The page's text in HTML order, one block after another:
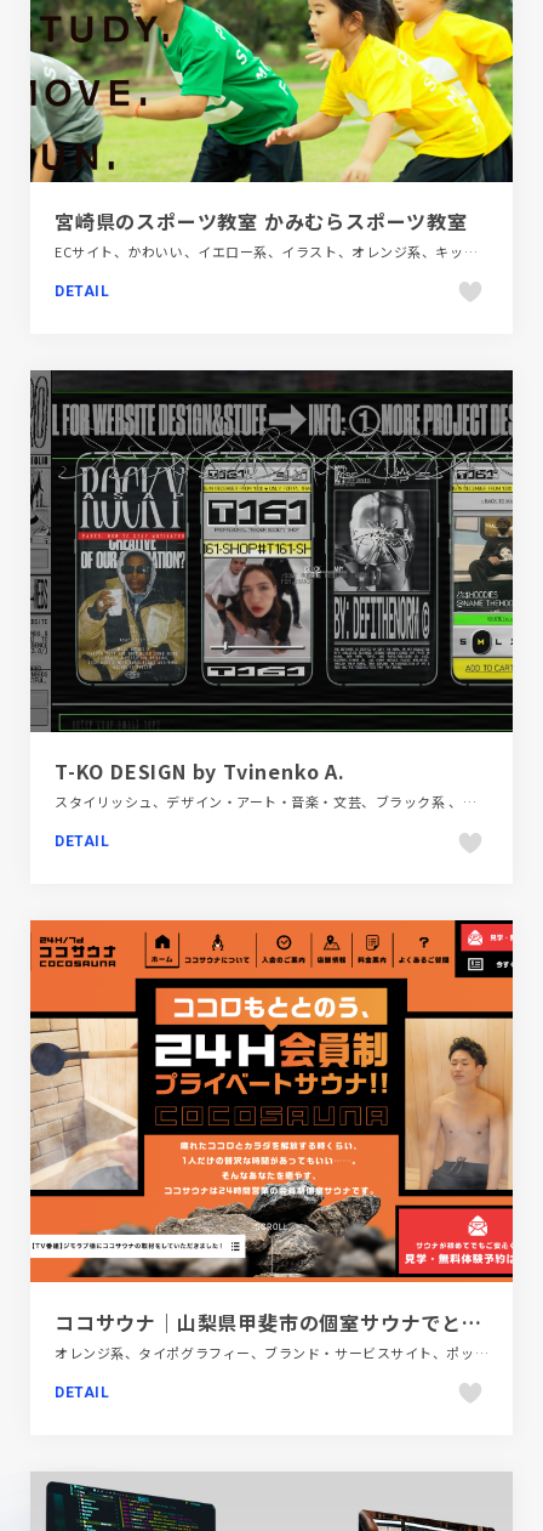
宮崎県のスポーツ教室 かみむらスポーツ教室
ECサイト、かわいい、イエロー系、イラスト、オレンジ系、キッズ・子育て、グリーン系、グレー系、ポップ、レッド系、大きめ写真、施設・店舗サイト
DETAIL
T-KO DESIGN by Tvinenko A.
スタイリッシュ、デザイン・アート・音楽・文芸、ブラック系 、ポートフォリオ、モーション多め、海外サイト
DETAIL
ココサウナ｜山梨県甲斐市の個室サウナでととのうなら
オレンジ系、タイポグラフィー、ブランド・サービスサイト、ポップ、モーション多め、医療・ヘルスケア、商業施設・レジャー、大きめ写真、施設・店舗サイト
DETAIL